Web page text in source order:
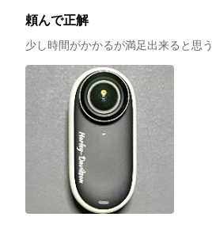
頼んで正解
少し時間がかかるが満足出来ると思う